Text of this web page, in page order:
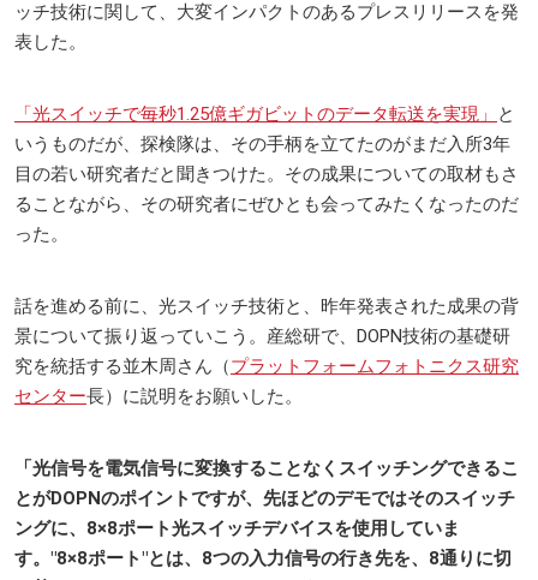
ッチ技術に関して、大変インパクトのあるプレスリリースを発
表した。
「光スイッチで毎秒1.25億ギガビットのデータ転送を実現」
と
いうものだが、探検隊は、その手柄を立てたのがまだ入所3年
目の若い研究者だと聞きつけた。その成果についての取材もさ
ることながら、その研究者にぜひとも会ってみたくなったのだ
った。
話を進める前に、光スイッチ技術と、昨年発表された成果の背
景について振り返っていこう。産総研で、DOPN技術の基礎研
究を統括する並木周さん（プラットフォームフォトニクス研究
センター長）に説明をお願いした。
「光信号を電気信号に変換することなくスイッチングできるこ
とがDOPNのポイントですが、先ほどのデモではそのスイッチ
ングに、8×8ポート光スイッチデバイスを使用していま
す。"8×8ポート"とは、8つの入力信号の行き先を、8通りに切